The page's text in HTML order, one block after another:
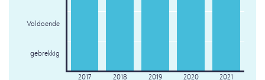
Voldoende
gebrekkig